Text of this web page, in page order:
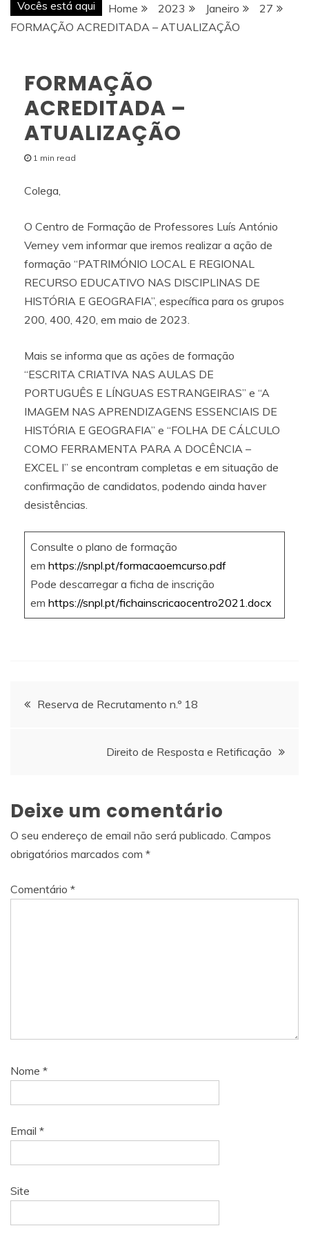
Vocês está aqui Home 2023 Janeiro
27
FORMAÇÃO ACREDITADA – ATUALIZAÇÃO
FORMAÇÃO
ACREDITADA –
ATUALIZAÇÃO
1 min read
Colega,
O Centro de Formação de Professores Luís António
Verney vem informar que iremos realizar a ação de
formação “PATRIMÓNIO LOCAL E REGIONAL
RECURSO EDUCATIVO NAS DISCIPLINAS DE
HISTÓRIA E GEOGRAFIA”, específica para os grupos
200, 400, 420, em maio de 2023.
Mais se informa que as ações de formação
“ESCRITA CRIATIVA NAS AULAS DE
PORTUGUÊS E LÍNGUAS ESTRANGEIRAS” e “A
IMAGEM NAS APRENDIZAGENS ESSENCIAIS DE
HISTÓRIA E GEOGRAFIA” e “FOLHA DE CÁLCULO
COMO FERRAMENTA PARA A DOCÊNCIA –
EXCEL I” se encontram completas e em situação de
confirmação de candidatos, podendo ainda haver
desistências.
Consulte o plano de formação
em https://snpl.pt/formacaoemcurso.pdf
Pode descarregar a ficha de inscrição
em https://snpl.pt/fichainscricaocentro2021.docx
Navegação
Reserva de Recrutamento n.º 18
Direito de Resposta e Retificação
Deixe um comentário
O seu endereço de email não será publicado. Campos
obrigatórios marcados com *
Comentário *
Nome *
Email *
Site